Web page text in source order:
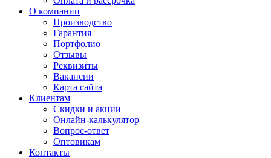
О компании
Производство
Гарантия
Портфолио
Отзывы
Реквизиты
Вакансии
Карта сайта
Клиентам
Скидки и акции
Онлайн-калькулятор
Вопрос-ответ
Оптовикам
Контакты